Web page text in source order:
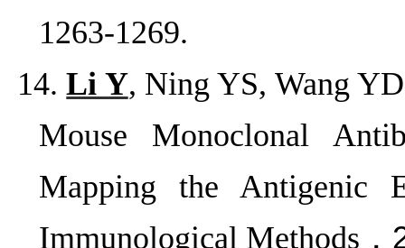
1263-1269.
14.Li Y, Ning YS, Wang
Mouse Monoclonal
Mapping the Antigenic
Immunological Methods ，